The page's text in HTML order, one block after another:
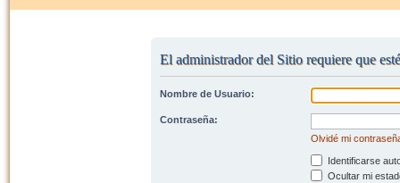
El administrador del Sitio requiere que
Nombre de Usuario:
Contraseña:
Olvidé mi
Identificarse
Ocultar mi